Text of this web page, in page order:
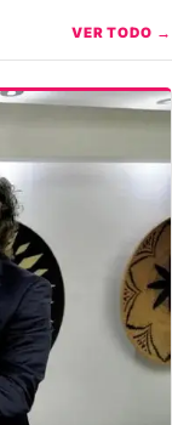
VER TODO →